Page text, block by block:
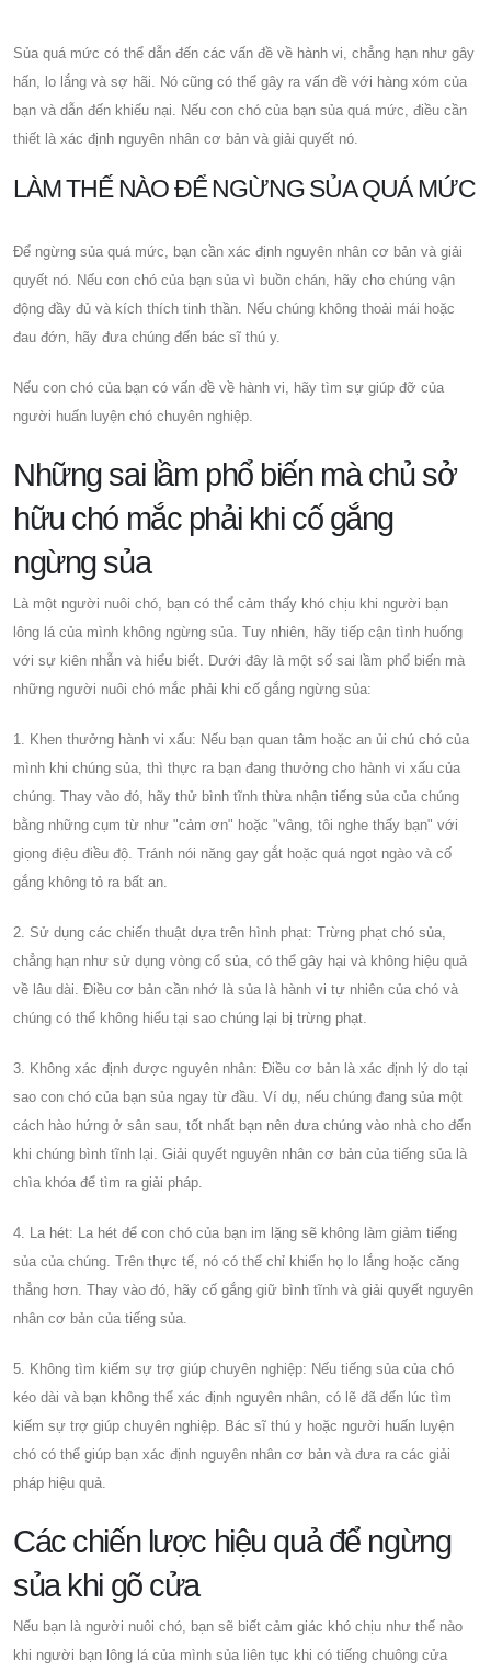
Sủa quá mức có thể dẫn đến các vấn đề về hành vi, chẳng hạn như gây
hấn, lo lắng và sợ hãi. Nó cũng có thể gây ra vấn đề với hàng xóm của
bạn và dẫn đến khiếu nại. Nếu con chó của bạn sủa quá mức, điều cần
thiết là xác định nguyên nhân cơ bản và giải quyết nó.
LÀM THẾ NÀO ĐỂ NGỪNG SỦA QUÁ MỨC
Để ngừng sủa quá mức, bạn cần xác định nguyên nhân cơ bản và giải
quyết nó. Nếu con chó của bạn sủa vì buồn chán, hãy cho chúng vận
động đầy đủ và kích thích tinh thần. Nếu chúng không thoải mái hoặc
đau đớn, hãy đưa chúng đến bác sĩ thú y.
Nếu con chó của bạn có vấn đề về hành vi, hãy tìm sự giúp đỡ của
người huấn luyện chó chuyên nghiệp.
Những sai lầm phổ biến mà chủ sở
hữu chó mắc phải khi cố gắng
ngừng sủa
Là một người nuôi chó, bạn có thể cảm thấy khó chịu khi người bạn
lông lá của mình không ngừng sủa. Tuy nhiên, hãy tiếp cận tình huống
với sự kiên nhẫn và hiểu biết. Dưới đây là một số sai lầm phổ biến mà
những người nuôi chó mắc phải khi cố gắng ngừng sủa:
1. Khen thưởng hành vi xấu: Nếu bạn quan tâm hoặc an ủi chú chó của
mình khi chúng sủa, thì thực ra bạn đang thưởng cho hành vi xấu của
chúng. Thay vào đó, hãy thử bình tĩnh thừa nhận tiếng sủa của chúng
bằng những cụm từ như "cảm ơn" hoặc "vâng, tôi nghe thấy bạn" với
giọng điệu điều độ. Tránh nói năng gay gắt hoặc quá ngọt ngào và cố
gắng không tỏ ra bất an.
2. Sử dụng các chiến thuật dựa trên hình phạt: Trừng phạt chó sủa,
chẳng hạn như sử dụng vòng cổ sủa, có thể gây hại và không hiệu quả
về lâu dài. Điều cơ bản cần nhớ là sủa là hành vi tự nhiên của chó và
chúng có thể không hiểu tại sao chúng lại bị trừng phạt.
3. Không xác định được nguyên nhân: Điều cơ bản là xác định lý do tại
sao con chó của bạn sủa ngay từ đầu. Ví dụ, nếu chúng đang sủa một
cách hào hứng ở sân sau, tốt nhất bạn nên đưa chúng vào nhà cho đến
khi chúng bình tĩnh lại. Giải quyết nguyên nhân cơ bản của tiếng sủa là
chìa khóa để tìm ra giải pháp.
4. La hét: La hét để con chó của bạn im lặng sẽ không làm giảm tiếng
sủa của chúng. Trên thực tế, nó có thể chỉ khiến họ lo lắng hoặc căng
thẳng hơn. Thay vào đó, hãy cố gắng giữ bình tĩnh và giải quyết nguyên
nhân cơ bản của tiếng sủa.
5. Không tìm kiếm sự trợ giúp chuyên nghiệp: Nếu tiếng sủa của chó
kéo dài và bạn không thể xác định nguyên nhân, có lẽ đã đến lúc tìm
kiếm sự trợ giúp chuyên nghiệp. Bác sĩ thú y hoặc người huấn luyện
chó có thể giúp bạn xác định nguyên nhân cơ bản và đưa ra các giải
pháp hiệu quả.
Các chiến lược hiệu quả để ngừng
sủa khi gõ cửa
Nếu bạn là người nuôi chó, bạn sẽ biết cảm giác khó chịu như thế nào
khi người bạn lông lá của mình sủa liên tục khi có tiếng chuông cửa